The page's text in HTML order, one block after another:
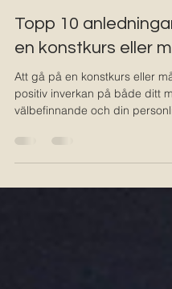
8 aug. 2023
2 min
Topp 10
en konstkurs eller
Att gå på en konstkurs eller
välbefinnande och din